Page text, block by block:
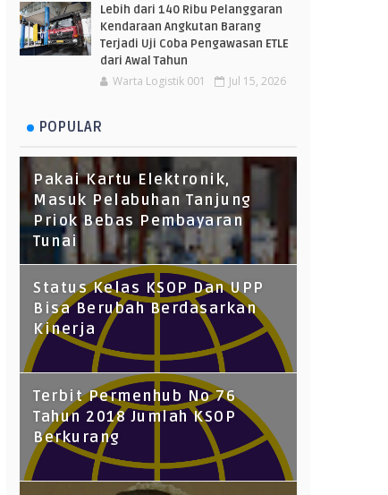
Lebih dari 140 Ribu Pelanggaran
Kendaraan Angkutan Barang
Terjadi Uji Coba Pengawasan ETLE
dari Awal Tahun
Warta Logistik 001 Jul 15, 2026
POPULAR
Pakai Kartu Elektronik,
Masuk Pelabuhan Tanjung
Priok Bebas Pembayaran
Tunai
Status Kelas KSOP Dan UPP
Bisa Berubah Berdasarkan
Kinerja
Terbit Permenhub No 76
Tahun 2018 Jumlah KSOP
Berkurang